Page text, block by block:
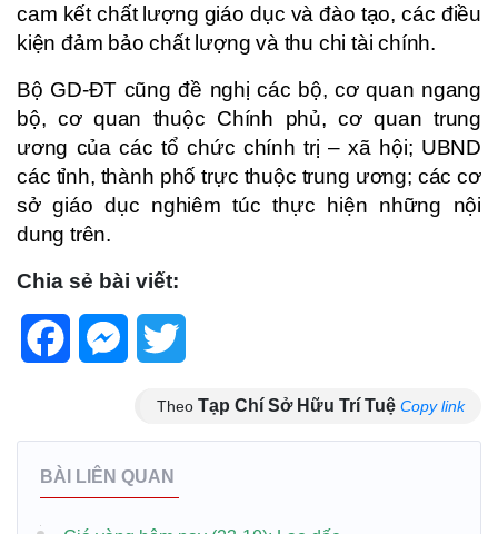
cam kết chất lượng giáo dục và đào tạo, các điều
kiện đảm bảo chất lượng và thu chi tài chính.
Bộ GD-ĐT cũng đề nghị các bộ, cơ quan ngang
bộ, cơ quan thuộc Chính phủ, cơ quan trung
ương của các tổ chức chính trị – xã hội; UBND
các tỉnh, thành phố trực thuộc trung ương; các cơ
sở giáo dục nghiêm túc thực hiện những nội
dung trên.
Chia sẻ bài viết:
FacebookMessenger
Theo Tạp Chí Sở Hữu Trí Tuệ Copy link
BÀI LIÊN QUAN